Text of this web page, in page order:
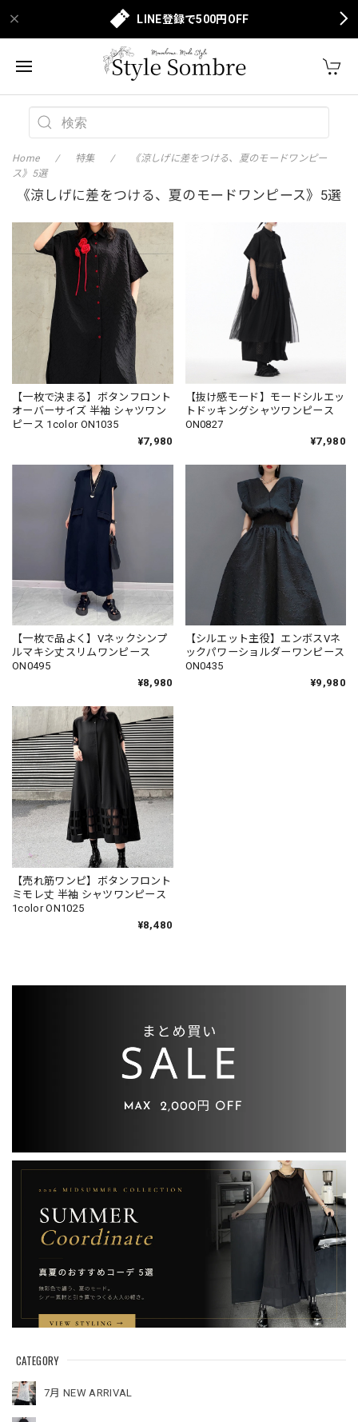
LINE登録で500円OFF
CATEGORY
7月 NEW ARRIVAL
Home 特集
《涼しげに差をつける、夏のモードワンピー
ス》5選
《涼しげに差をつける、夏のモードワンピース》5選
【一枚で決まる】ボタンフロント
オーバーサイズ 半袖 シャツワン
ピース 1color ON1035
¥7,980
【抜け感モード】モードシルエッ
トドッキングシャツワンピース
ON0827
¥7,980
【一枚で品よく】Vネックシンプ
ルマキシ丈スリムワンピース
ON0495
¥8,980
【シルエット主役】エンボスVネ
ックパワーショルダーワンピース
ON0435
¥9,980
【売れ筋ワンピ】ボタンフロント
ミモレ丈 半袖 シャツワンピース
1color ON1025
¥8,480